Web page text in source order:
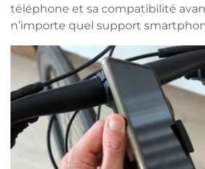
téléphone et sa compatibilité
n’importe quel support